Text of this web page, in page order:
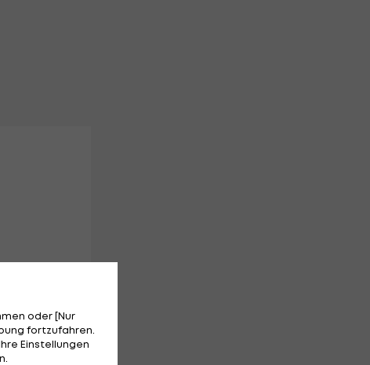
oder [Nur
fortzufahren.
Einstellungen